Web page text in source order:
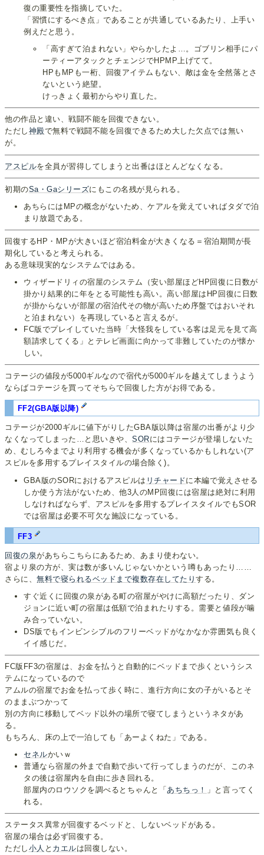
復の重要性を指摘していた。
「習慣にするべき点」であることが共通しているあたり、上手い
例えだと思う。
「高すぎて泊まれない」やらかしたよ…。ゴブリン相手にパ
ーティーアタックとチェンジでHPMP上げてて。
HPもMPも一桁、回復アイテムもない、敵は金を全然落とさ
ないという絶望。
けっきょく最初からやり直した。
他の作品と違い、戦闘不能を回復できない。
ただし 神殿で無料で戦闘不能を回復できるため大した欠点では無い
が。
アスピルを全員が習得してしまうと出番はほとんどなくなる。
初期のSa・Gaシリーズにもこの名残が見られる。
あちらにはMPの概念がないため、ケアルを覚えていればタダで泊
まり放題である。
回復するHP・MPが大きいほど宿泊料金が大きくなる＝宿泊期間が長
期化していると考えられる。
ある意味現実的なシステムではある。
ウィザードリィの宿屋のシステム（安い部屋ほどHP回復に日数が
掛かり結果的に年をとる可能性も高い。高い部屋はHP回復に日数
が掛からないが部屋の宿泊代その物が高いため序盤ではおいそれ
と泊まれない）を再現していると言えるが。
FC版でプレイしていた当時「大怪我をしている客は足元を見て高
額請求してくる」とテレビ画面に向かって非難していたのが懐か
しい。
コテージの値段が5000ギルなので宿代が5000ギルを越えてしまうよう
ならばコテージを買ってそちらで回復した方がお得である。
FF2(GBA版以降)
コテージが2000ギルに値下がりしたGBA版以降は宿屋の出番がより少
なくなってしまった…と思いきや、SORにはコテージが登場しないた
め、むしろ今までより利用する機会が多くなっているかもしれない(ア
スピルを多用するプレイスタイルの場合除く)。
GBA版のSORにおけるアスピルは リチャードに本編で覚えさせる
しか使う方法がないため、他3人のMP回復には宿屋は絶対に利用
しなければならず、アスピルを多用するプレイスタイルでもSOR
では宿屋は必要不可欠な施設になっている。
FF3
回復の泉があちらこちらにあるため、あまり使わない。
宿より泉の方が、実は数が多いんじゃないかという噂もあったり……
さらに、無料で寝られるベッドまで複数存在してたりする。
すぐ近くに回復の泉がある町の宿屋がやけに高額だったり、ダン
ジョンに近い町の宿屋は低額で泊まれたりする。需要と値段が噛
み合っていない。
DS版でもインビンシブルのフリーベッドがなかなか雰囲気も良く
イイ感じだ。
FC版FF3の宿屋は、お金を払うと自動的にベッドまで歩くというシス
テムになっているので
アムルの宿屋でお金を払って歩く時に、進行方向に女の子がいるとそ
のままぶつかって
別の方向に移動してベッド以外の場所で寝てしまうというネタがあ
る。
もちろん、床の上で一泊しても「あーよくねた」である。
セネルかいｗ
普通なら宿屋の外まで自動で歩いて行ってしまうのだが、このネ
タの後は宿屋内を自由に歩き回れる。
部屋内のロウソクを調べるとちゃんと「 あちちっ！
」と言ってく
れる。
ステータス異常が回復するベッドと、しないベッドがある。
宿屋の場合は必ず回復する。
ただし 小人 と カエルは回復しない。